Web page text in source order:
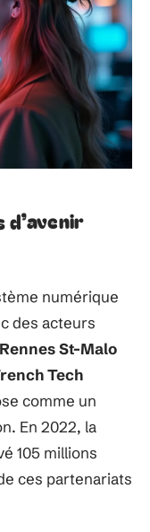
numérique
des acteurs
St-Malo
Tech
comme un
En 2022, la
105 millions
ces partenariats